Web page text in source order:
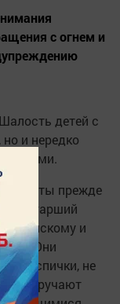
с огнем и
детей с
и нередко
прежде
старший
и
– Они
спички, не
поручают